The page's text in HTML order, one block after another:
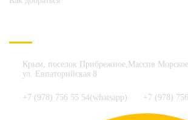
Крым, поселок Прибрежное,Массив Морское
ул. Евпаторийская 8
+7 (978) 756 55 54(whatsapp) +7 (978)